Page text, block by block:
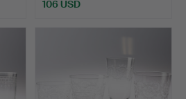
106 USD